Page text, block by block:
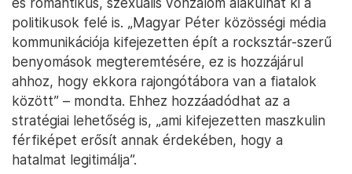
politikusok felé is. „Magyar Péter közösségi média
kommunikációja kifejezetten épít a rocksztár-szerű
benyomások megteremtésére, ez is hozzájárul
ahhoz, hogy ekkora rajongótábora van a fiatalok
között” – mondta. Ehhez hozzáadódhat az a
stratégiai lehetőség is, „ami kifejezetten maszkulin
férfiképet erősít annak érdekében, hogy a
hatalmat legitimálja”.